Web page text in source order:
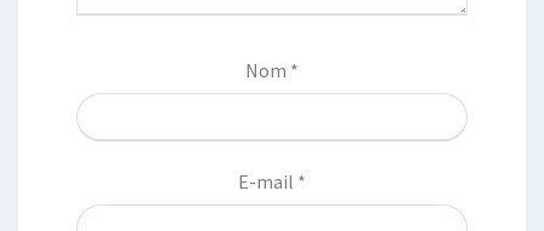
Nom *
E-mail *